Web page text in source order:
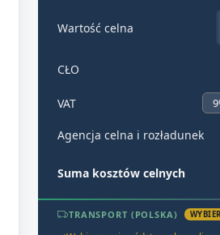
Wartość celna
CŁO
VAT
Agencja celna i rozładunek
Suma kosztów celnych
TRANSPORT (POLSKA)